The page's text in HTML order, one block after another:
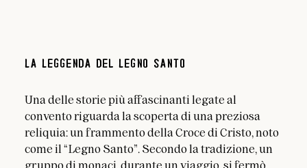
La Leggenda del Legno Santo
Una delle storie più affascinanti legate al
convento riguarda la scoperta di una preziosa
reliquia: un frammento della Croce di Cristo, noto
come il “Legno Santo”. Secondo la tradizione, un